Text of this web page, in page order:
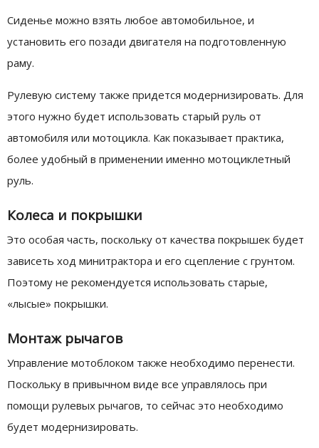
Сиденье можно взять любое автомобильное, и
установить его позади двигателя на подготовленную
раму.
Рулевую систему также придется модернизировать. Для
этого нужно будет использовать старый руль от
автомобиля или мотоцикла. Как показывает практика,
более удобный в применении именно мотоциклетный
руль.
Колеса и покрышки
Это особая часть, поскольку от качества покрышек будет
зависеть ход минитрактора и его сцепление с грунтом.
Поэтому не рекомендуется использовать старые,
«лысые» покрышки.
Монтаж рычагов
Управление мотоблоком также необходимо перенести.
Поскольку в привычном виде все управлялось при
помощи рулевых рычагов, то сейчас это необходимо
будет модернизировать.